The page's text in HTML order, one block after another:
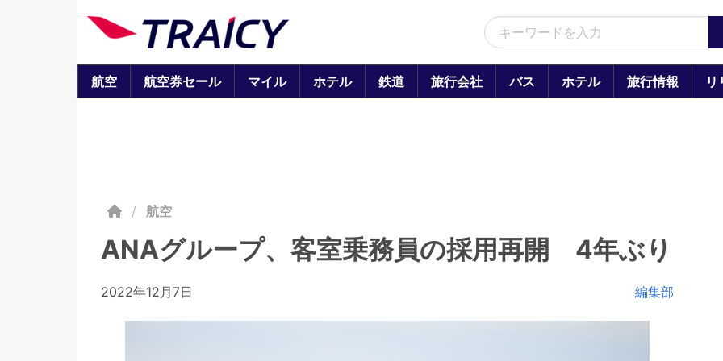
航空 航空券セール マイル ホテル 鉄道 旅行会社 バス ホテル 旅行情報 リ
/ 航空
ANAグループ、客室乗務員の採用再開 4年ぶり
2022年12月7日 編集部